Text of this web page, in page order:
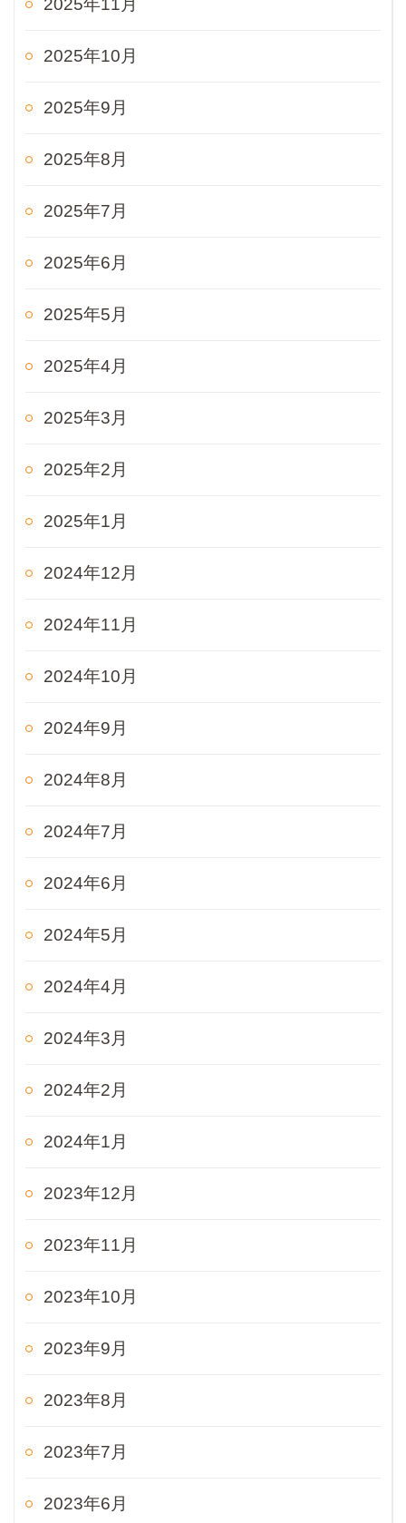
2025年11月
2025年10月
2025年9月
2025年8月
2025年7月
2025年6月
2025年5月
2025年4月
2025年3月
2025年2月
2025年1月
2024年12月
2024年11月
2024年10月
2024年9月
2024年8月
2024年7月
2024年6月
2024年5月
2024年4月
2024年3月
2024年2月
2024年1月
2023年12月
2023年11月
2023年10月
2023年9月
2023年8月
2023年7月
2023年6月